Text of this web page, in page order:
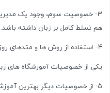
3- خصوصیت سوم، وجود یک
هم تسلط کامل بر زبان داشته باشد.
4- استفاده از روش ها و متدهای روز دنیا در امر تدریس و آموزش.
یکی از خصوصیات آموزشگاه های
5- از خصوصیات دیگر بهترین